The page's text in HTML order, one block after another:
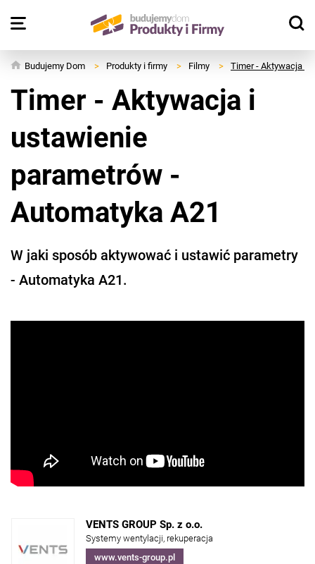
Budujemy Dom > Produkty i firmy > Filmy > Timer - Aktywacja i
Timer - Aktywacja i
ustawienie
parametrów -
Automatyka A21
W jaki sposób aktywować i ustawić parametry
- Automatyka A21.
VENTS GROUP Sp. z o.o.
Systemy wentylacji, rekuperacja
www.vents-group.pl